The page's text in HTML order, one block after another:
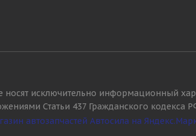
исключительно информационный
Статьи 437 Гражданского кодекса